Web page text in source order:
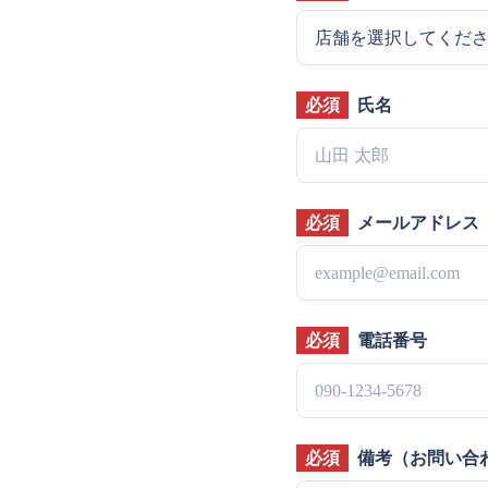
必須 氏名
必須 メールアドレス
必須 電話番号
必須 備考（お問い合